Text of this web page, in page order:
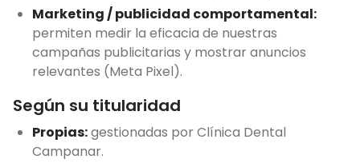
Marketing / publicidad comportamental:
permiten medir la eficacia de nuestras
campañas publicitarias y mostrar anuncios
relevantes (Meta Pixel).
Según su titularidad
Propias:gestionadas por Clínica Dental
Campanar.